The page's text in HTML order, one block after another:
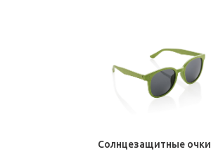
Солнцезащитные очки